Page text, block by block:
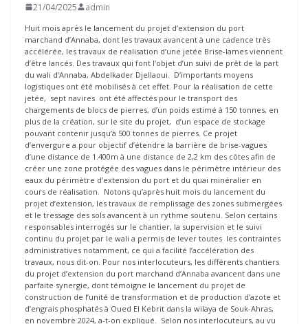
21/04/2025 admin
Huit mois après le lancement du projet d’extension du port
marchand d’Annaba, dont les travaux avancent à une cadence très
accélérée, les travaux de réalisation d’une jetée Brise-lames viennent
d’être lancés. Des travaux qui font l’objet d’un suivi de prêt de la part
du wali d’Annaba, Abdelkader Djellaoui. D’importants moyens
logistiques ont été mobilisés à cet effet. Pour la réalisation de cette
jetée, sept navires ont été affectés pour le transport des
chargements de blocs de pierres, d’un poids estimé à 150 tonnes, en
plus de la création, sur le site du projet, d’un espace de stockage
pouvant contenir jusqu’à 500 tonnes de pierres. Ce projet
d’envergure a pour objectif d’étendre la barrière de brise-vagues
d’une distance de 1.400m à une distance de 2,2 km des côtes afin de
créer une zone protégée des vagues dans le périmètre intérieur des
eaux du périmètre d’extension du port et du quai minéralier en
cours de réalisation. Notons qu’après huit mois du lancement du
projet d’extension, les travaux de remplissage des zones submergées
et le tressage des sols avancent à un rythme soutenu. Selon certains
responsables interrogés sur le chantier, la supervision et le suivi
continu du projet par le wali a permis de lever toutes les contraintes
administratives notamment, ce qui a facilité l’accélération des
travaux, nous dit-on. Pour nos interlocuteurs, les différents chantiers
du projet d’extension du port marchand d’Annaba avancent dans une
parfaite synergie, dont témoigne le lancement du projet de
construction de l’unité de transformation et de production d’azote et
d’engrais phosphatés à Oued El Kebrit dans la wilaya de Souk-Ahras,
en novembre 2024, a-t-on expliqué. Selon nos interlocuteurs, au vu